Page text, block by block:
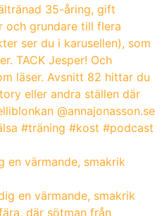
en värmande, smakrik